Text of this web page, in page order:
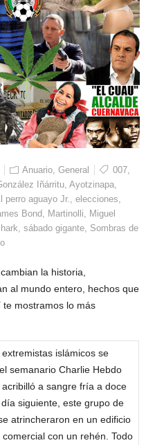
Anuario,General 007,
Iñárritu,Ayotzinapa,
perro aguayo Jr.,elecciones,
Bond, Martinolli, Miguel
,sábado gigante, Sombras de
la historia,
al mundo entero, hechos que
mostramos lo más
islámicos se
semanario Charlie Hebdo
a sangre fría a doce
siguiente, este grupo de
atrincheraron en un edificio
con un rehén. Todo